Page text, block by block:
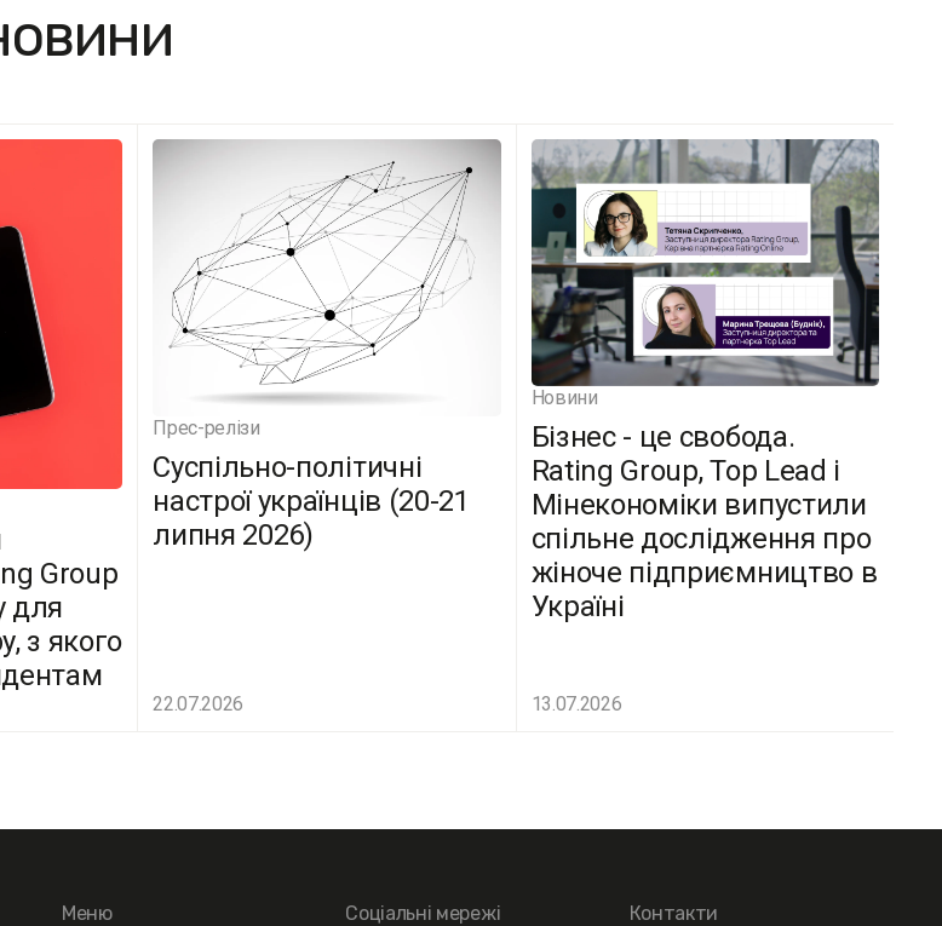
Group
для
з якого
Прес-релізи
Суспільно-політичні
настрої українців (20-21
липня 2026)
22.07.2026
Новини
Бізнес - це свобода.
Rating Group, Top Lead і
Мінекономіки випустили
спільне дослідження про
жіноче підприємництво в
Україні
13.07.2026
Меню Соціальні мережі Контакти